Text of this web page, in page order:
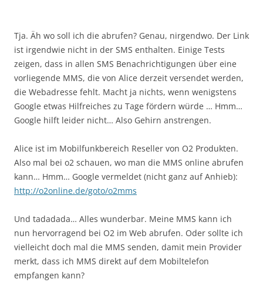
Tja. Äh wo soll ich die abrufen? Genau, nirgendwo. Der Link
ist irgendwie nicht in der SMS enthalten. Einige Tests
zeigen, dass in allen SMS Benachrichtigungen über eine
vorliegende MMS, die von Alice derzeit versendet werden,
die Webadresse fehlt. Macht ja nichts, wenn wenigstens
Google etwas Hilfreiches zu Tage fördern würde … Hmm…
Google hilft leider nicht… Also Gehirn anstrengen.
Alice ist im Mobilfunkbereich Reseller von O2 Produkten.
Also mal bei o2 schauen, wo man die MMS online abrufen
kann… Hmm… Google vermeldet (nicht ganz auf Anhieb):
http://o2online.de/goto/o2mms
Und tadadada… Alles wunderbar. Meine MMS kann ich
nun hervorragend bei O2 im Web abrufen. Oder sollte ich
vielleicht doch mal die MMS senden, damit mein Provider
merkt, dass ich MMS direkt auf dem Mobiltelefon
empfangen kann?